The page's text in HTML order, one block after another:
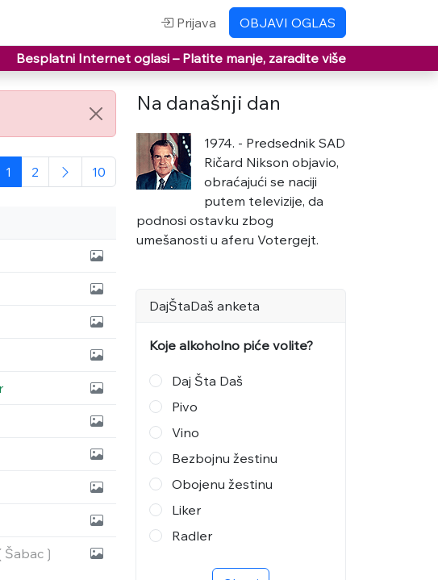
Prijava OBJAVI OGLAS
Besplatni Internet oglasi – Platite manje, zaradite više
1 2 10
Na današnji dan
1974. - Predsednik SAD
Ričard Nikson objavio,
obraćajući se naciji
putem televizije, da
podnosi ostavku zbog
umešanosti u aferu Votergejt.
DajŠtaDaš anketa
Koje alkoholno piće volite?
Daj Šta Daš
Pivo
Vino
Bezbojnu žestinu
Obojenu žestinu
Liker
Radler